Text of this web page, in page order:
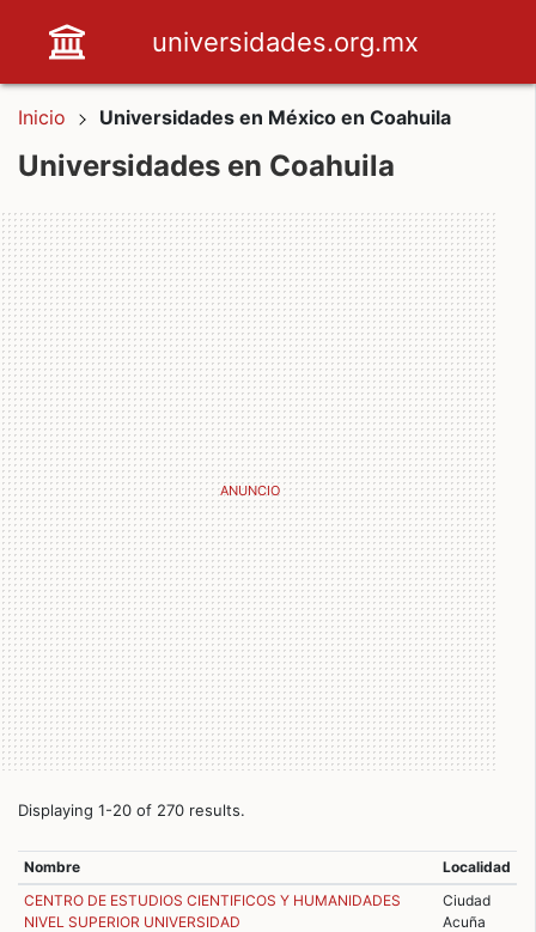
universidades.org.mx
Inicio Universidades en México en Coahuila
Universidades en Coahuila
Displaying 1-20 of 270 results.
Nombre
Localidad
CENTRO DE ESTUDIOS CIENTIFICOS Y HUMANIDADES
NIVEL SUPERIOR UNIVERSIDAD
Ciudad
Acuña